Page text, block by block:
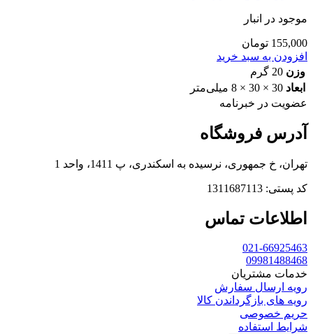
موجود در انبار
155,000 تومان
افزودن به سبد خرید
وزن 20 گرم
ابعاد 30 × 30 × 8 میلی‌متر
عضویت در خبرنامه
آدرس فروشگاه
تهران، خ جمهوری، نرسیده به اسکندری، پ 1411، واحد 1
کد پستی: 1311687113
اطلاعات تماس
021-66925463
09981488468
خدمات مشتریان
رویه ارسال سفارش
رویه های بازگرداندن کالا
حریم خصوصی
شرایط استفاده